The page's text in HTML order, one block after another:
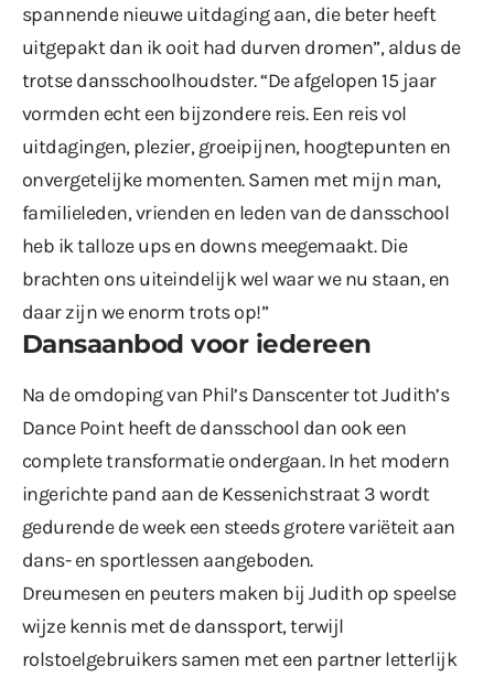
spannende nieuwe uitdaging aan, die beter heeft
uitgepakt dan ik ooit had durven dromen”, aldus de
trotse dansschoolhoudster. “De afgelopen 15 jaar
vormden echt een bijzondere reis. Een reis vol
uitdagingen, plezier, groeipijnen, hoogtepunten en
onvergetelijke momenten. Samen met mijn man,
familieleden, vrienden en leden van de dansschool
heb ik talloze ups en downs meegemaakt. Die
brachten ons uiteindelijk wel waar we nu staan, en
daar zijn we enorm trots op!”
Dansaanbod voor iedereen
Na de omdoping van Phil’s Danscenter tot Judith’s
Dance Point heeft de dansschool dan ook een
complete transformatie ondergaan. In het modern
ingerichte pand aan de Kessenichstraat 3 wordt
gedurende de week een steeds grotere variëteit aan
dans- en sportlessen aangeboden.
Dreumesen en peuters maken bij Judith op speelse
wijze kennis met de danssport, terwijl
rolstoelgebruikers samen met een partner letterlijk